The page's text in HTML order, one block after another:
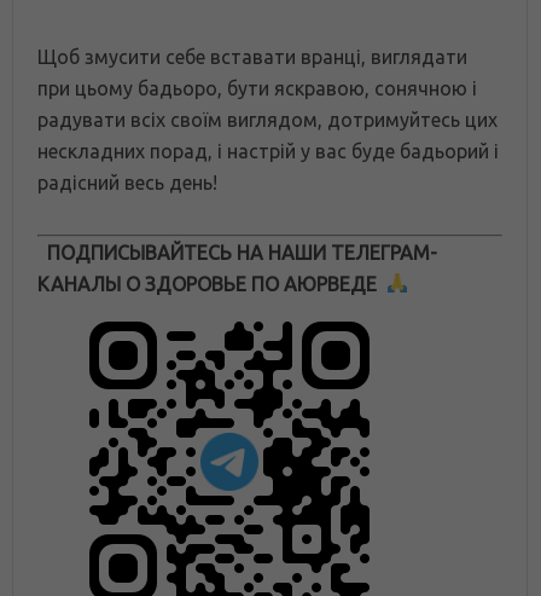
Щоб змусити себе вставати вранці, виглядати
при цьому бадьоро, бути яскравою, сонячною і
радувати всіх своїм виглядом, дотримуйтесь цих
нескладних порад, і настрій у вас буде бадьорий і
радісний весь день!
ПОДПИСЫВАЙТЕСЬ НА НАШИ ТЕЛЕГРАМ-
КАНАЛЫ О ЗДОРОВЬЕ ПО АЮРВЕДЕ